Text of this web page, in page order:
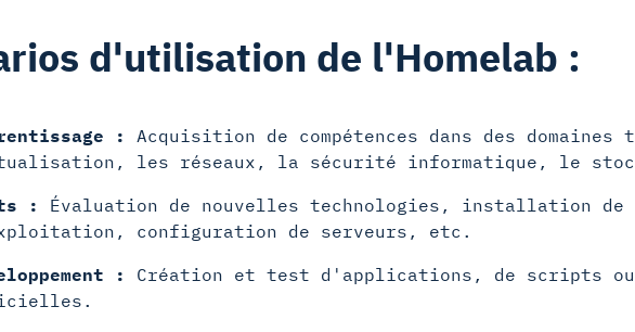
d'utilisation de l'Homelab :
:
Acquisition de compétences dans des
les réseaux, la sécurité informatique, le
:
Évaluation de nouvelles technologies, installation de
configuration de serveurs, etc.
:
Création et test d'applications, de scripts